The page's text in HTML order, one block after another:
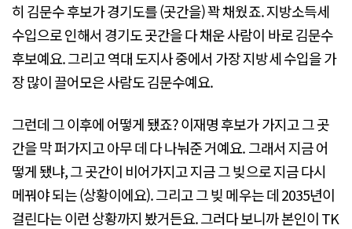
히 김문수 후보가 경기도를 (곳간을) 꽉 채웠죠. 지방소득세
수입으로 인해서 경기도 곳간을 다 채운 사람이 바로 김문수
후보예요. 그리고 역대 도지사 중에서 가장 지방세 수입을 가
장 많이 끌어모은 사람도 김문수예요.
그런데 그 이후에 어떻게 됐죠? 이재명 후보가 가지고 그 곳
간을 막 퍼가지고 아무 데 다 나눠준 거예요. 그래서 지금 어
떻게 됐냐, 그 곳간이 비어가지고 지금 그 빚으로 지금 다시
메꿔야 되는 (상황이에요). 그리고 그 빚 메우는 데 2035년이
걸린다는 이런 상황까지 봤거든요. 그러다 보니까 본인이 TK